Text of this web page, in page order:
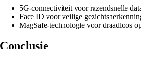
5G-connectiviteit voor razendsnelle
Face ID voor veilige
MagSafe-technologie voor draadloos
Conclusie